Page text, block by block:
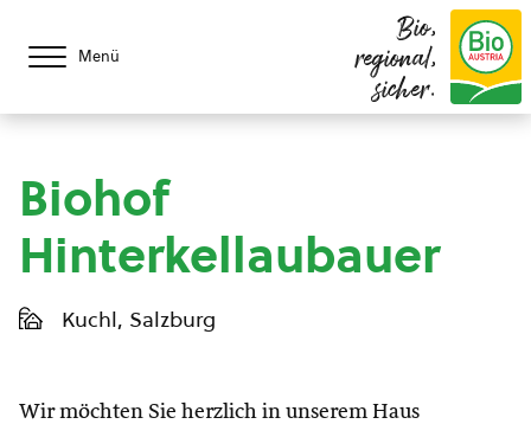
Menü
Bio,
regional,
sicher.
Biohof
Hinterkellaubauer
Kuchl, Salzburg
Wir möchten Sie herzlich in unserem Haus